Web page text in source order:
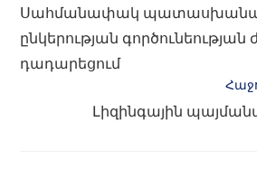
Սահմանափակ
ընկերության
դադարեցում
Լիզինգային